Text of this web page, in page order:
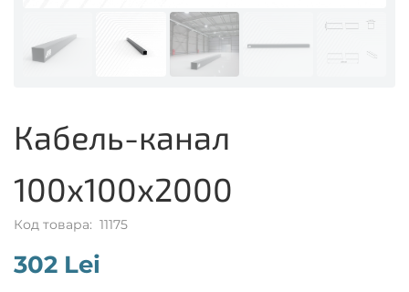
Кабель-канал
100x100x2000
Код товара: 11175
302 Lei